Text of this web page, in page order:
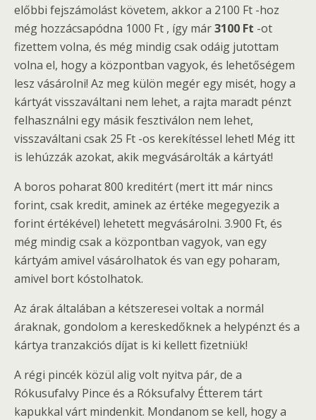
előbbi fejszámolást követem, akkor a 2100 Ft -hoz
még hozzácsapódna 1000 Ft , így már3100 Ft -ot
fizettem volna, és még mindig csak odáig jutottam
volna el, hogy a központban vagyok, és lehetőségem
lesz vásárolni! Az meg külön megér egy misét, hogy a
kártyát visszaváltani nem lehet, a rajta maradt pénzt
felhasználni egy másik fesztiválon nem lehet,
visszaváltani csak 25 Ft -os kerekítéssel lehet! Még itt
is lehúzzák azokat, akik megvásárolták a kártyát!
A boros poharat 800 kreditért (mert itt már nincs
forint, csak kredit, aminek az értéke megegyezik a
forint értékével) lehetett megvásárolni. 3.900 Ft, és
még mindig csak a központban vagyok, van egy
kártyám amivel vásárolhatok és van egy poharam,
amivel bort kóstolhatok.
Az árak általában a kétszeresei voltak a normál
áraknak, gondolom a kereskedőknek a helypénzt és a
kártya tranzakciós díjat is ki kellett fizetniük!
A régi pincék közül alig volt nyitva pár, de a
Rókusufalvy Pince és a Róksufalvy Étterem tárt
kapukkal várt mindenkit. Mondanom se kell, hogy a